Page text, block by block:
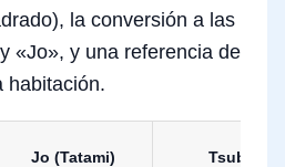
la conversión a las
«Jo», y una referencia de
habitación.
Jo (Tatami) Tsubo